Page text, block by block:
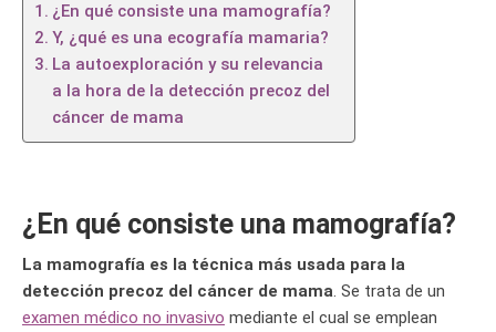
¿En qué consiste una mamografía?
Y, ¿qué es una ecografía mamaria?
La autoexploración y su relevancia
a la hora de la detección precoz del
cáncer de mama
¿En qué consiste una mamografía?
La mamografía es la técnica más usada para la
detección precoz del cáncer de mama. Se trata de un
examen médico no invasivo mediante el cual se emplean